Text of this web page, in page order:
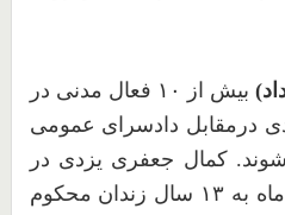
بیش از ۱۰ فعال مدنی در
درمقابل دادسرای عمومی
کمال جعفری یزدی در
به ۱۳ سال زندان محکوم